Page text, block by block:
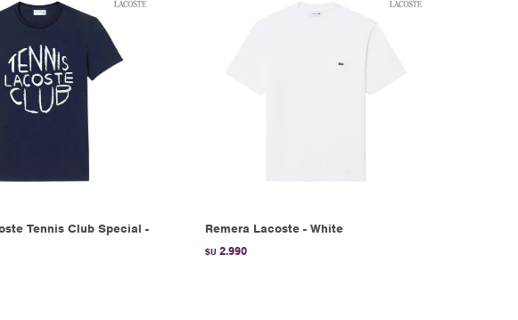
Tennis Club Special -
Remera Lacoste - White
$U 2.990